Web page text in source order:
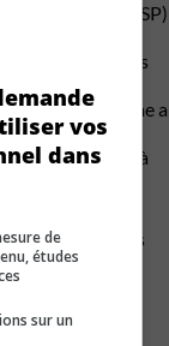
Platform (SSP)
2026, cette
logiciels. Les
attendus fin
Cette plateforme a
avec une
des moteurs à
officielle, mais
vos
dans
de
études
sur un